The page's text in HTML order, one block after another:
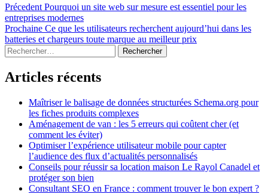
Navigation
de
l’article
Précedent Article
précédent :
Pourquoi un site web sur mesure est essentiel pour les
entreprises modernes
Prochaine Article
suivant :
Ce que les utilisateurs recherchent aujourd’hui dans les
batteries et chargeurs toute marque au meilleur prix
Sidebar
Rechercher :
Articles récents
Maîtriser le balisage de données structurées Schema.org pour
les fiches produits complexes
Aménagement de van : les 5 erreurs qui coûtent cher (et
comment les éviter)
Optimiser l’expérience utilisateur mobile pour capter
l’audience des flux d’actualités personnalisés
Conseils pour réussir sa location maison Le Rayol Canadel et
protéger son bien
Consultant SEO en France : comment trouver le bon expert ?